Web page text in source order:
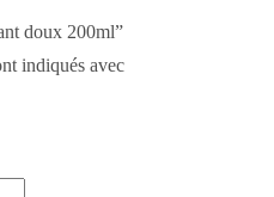
doux 200ml”
indiqués avec